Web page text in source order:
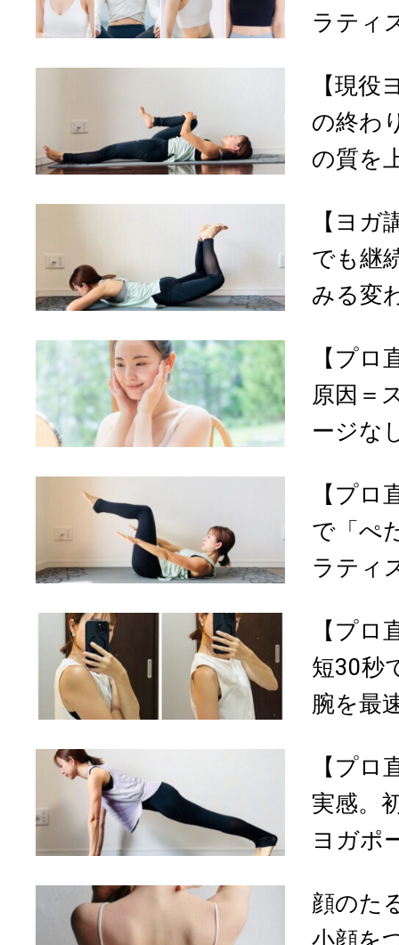
ラティ
【現役
の終わ
の質を
【ヨガ
でも継
みる変
【プ
原因＝
ージな
【プロ
で「ぺ
ラティ
【プロ
短30秒
腕を最
【プロ
実感。
ヨガポ
顔のた
小顔を